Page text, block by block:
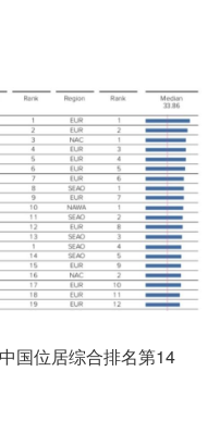
国位居综合排名第14